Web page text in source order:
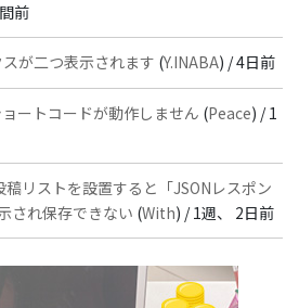
前
が二つ表示されます (Y.INABA) /4日前
ートコードが動作しません (Peace) /1
リストを設置すると「JSONレスポン
され保存できない (With) /1週、 2日前